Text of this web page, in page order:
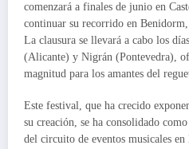
comenzará a finales de junio en
continuar su recorrido en
La clausura se llevará a cabo los
(Alicante) y Nigrán (Pontevedra),
magnitud para los amantes del
Este festival, que ha crecido
su creación, se ha consolidado
del circuito de eventos musicales